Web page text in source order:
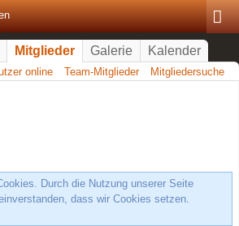
Mitglieder Galerie Kalender
online Team-Mitglieder Mitgliedersuche
Durch die Nutzung unserer Seite
dass wir Cookies setzen.